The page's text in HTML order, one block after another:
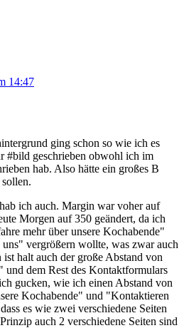
14:47
ging schon so wie ich es
#bild geschrieben obwohl ich im
hab. Also hätte ein großes B
ich auch. Margin war voher auf
Morgen auf 350 geändert, da ich
mehr über unsere Kochabende"
vergrößern wollte, was zwar auch
ist halt auch der große Abstand von
und dem Rest des Kontaktformulars
gucken, wie ich einen Abstand von
Kochabende" und "Kontaktieren
es wie zwei verschiedene Seiten
auch 2 verschiedene Seiten sind